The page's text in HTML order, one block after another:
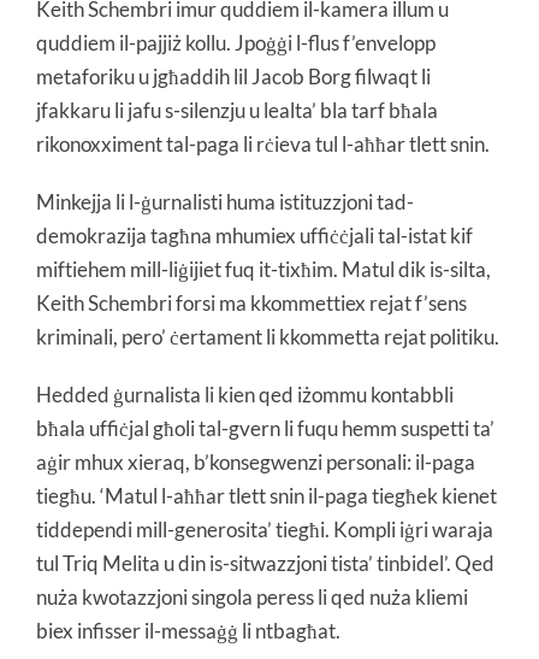
Keith Schembri imur quddiem il-kamera illum u
quddiem il-pajjiż kollu. Jpoġġi l-flus f’envelopp
metaforiku u jgħaddih lil Jacob Borg filwaqt li
jfakkaru li jafu s-silenzju u lealta’ bla tarf bħala
rikonoxximent tal-paga li rċieva tul l-aħħar tlett snin.
Minkejja li l-ġurnalisti huma istituzzjoni tad-
demokrazija tagħna mhumiex uffiċċjali tal-istat kif
miftiehem mill-liġijiet fuq it-tixħim. Matul dik is-silta,
Keith Schembri forsi ma kkommettiex rejat f’sens
kriminali, pero’ ċertament li kkommetta rejat politiku.
Hedded ġurnalista li kien qed iżommu kontabbli
bħala uffiċjal għoli tal-gvern li fuqu hemm suspetti ta’
aġir mhux xieraq, b’konsegwenzi personali: il-paga
tiegħu. ‘Matul l-aħħar tlett snin il-paga tiegħek kienet
tiddependi mill-generosita’ tiegħi. Kompli iġri waraja
tul Triq Melita u din is-sitwazzjoni tista’ tinbidel’. Qed
nuża kwotazzjoni singola peress li qed nuża kliemi
biex infisser il-messaġġ li ntbagħat.